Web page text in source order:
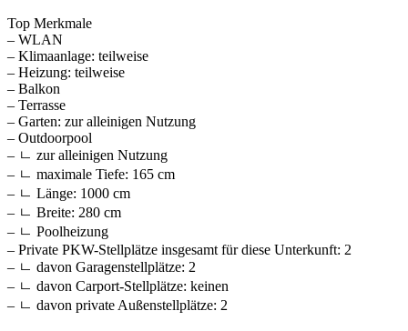
Top Merkmale
– WLAN
– Klimaanlage: teilweise
– Heizung: teilweise
– Balkon
– Terrasse
– Garten: zur alleinigen Nutzung
– Outdoorpool
– ㄴ zur alleinigen Nutzung
– ㄴ maximale Tiefe: 165 cm
– ㄴ Länge: 1000 cm
– ㄴ Breite: 280 cm
– ㄴ Poolheizung
– Private PKW-Stellplätze insgesamt für diese Unterkunft: 2
– ㄴ davon Garagenstellplätze: 2
– ㄴ davon Carport-Stellplätze: keinen
– ㄴ davon private Außen­stellplätze: 2